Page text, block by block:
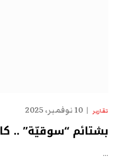
تقارير 10 نوفمبر، 2025
بشتائم “سوقيّة” ..
…